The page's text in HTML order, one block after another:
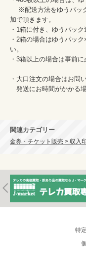
加で頂きます。
・1箱に付き、ゆうパック
・2箱の場合はゆうパッ
い。
・3箱以上の場合は事前
・大口注文の場合はお問
発送にお時間がかかる場
関連カテゴリー
金券・チケット販売 > 収入
特